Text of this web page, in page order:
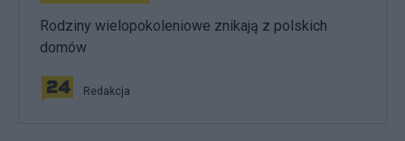
Rodziny wielopokoleniowe znikają z polskich
domów
Redakcja